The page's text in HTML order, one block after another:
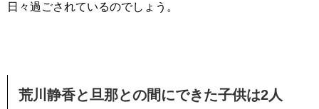
日々過ごされているのでしょう。
荒川静香と旦那との間にできた子供は2人